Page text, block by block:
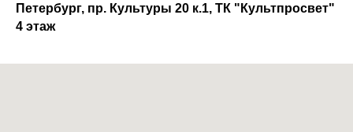
Петербург, пр. Культуры 20 к.1, ТК "Культпросвет"
4 этаж